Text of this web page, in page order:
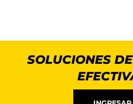
SOLUCIONES